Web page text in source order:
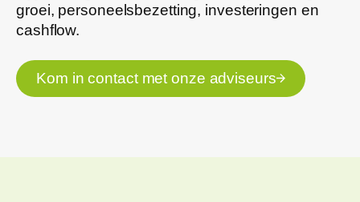
groei, personeelsbezetting, investeringen en
cashflow.
Kom in contact met onze adviseurs